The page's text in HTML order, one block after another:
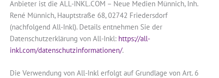
Anbieter ist die ALL-INKL.COM – Neue Medien Münnich, Inh.
René Münnich, Hauptstraße 68, 02742 Friedersdorf
(nachfolgend All-Inkl). Details entnehmen Sie der
Datenschutzerklärung von All-Inkl: https://all-
inkl.com/datenschutzinformationen/.
Die Verwendung von All-Inkl erfolgt auf Grundlage von Art. 6